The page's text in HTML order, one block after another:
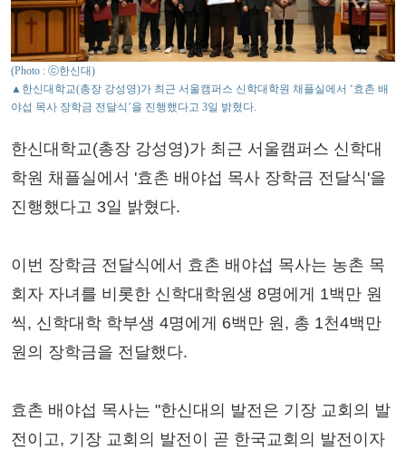
(Photo : ⓒ한신대)
▲한신대학교(총장 강성영)가 최근 서울캠퍼스 신학대학원 채플실에서 ‘효촌 배
야섭 목사 장학금 전달식’을 진행했다고 3일 밝혔다.
한신대학교(총장 강성영)가 최근 서울캠퍼스 신학대
학원 채플실에서 '효촌 배야섭 목사 장학금 전달식'을
진행했다고 3일 밝혔다.
이번 장학금 전달식에서 효촌 배야섭 목사는 농촌 목
회자 자녀를 비롯한 신학대학원생 8명에게 1백만 원
씩, 신학대학 학부생 4명에게 6백만 원, 총 1천4백만
원의 장학금을 전달했다.
효촌 배야섭 목사는 "한신대의 발전은 기장 교회의 발
전이고, 기장 교회의 발전이 곧 한국교회의 발전이자